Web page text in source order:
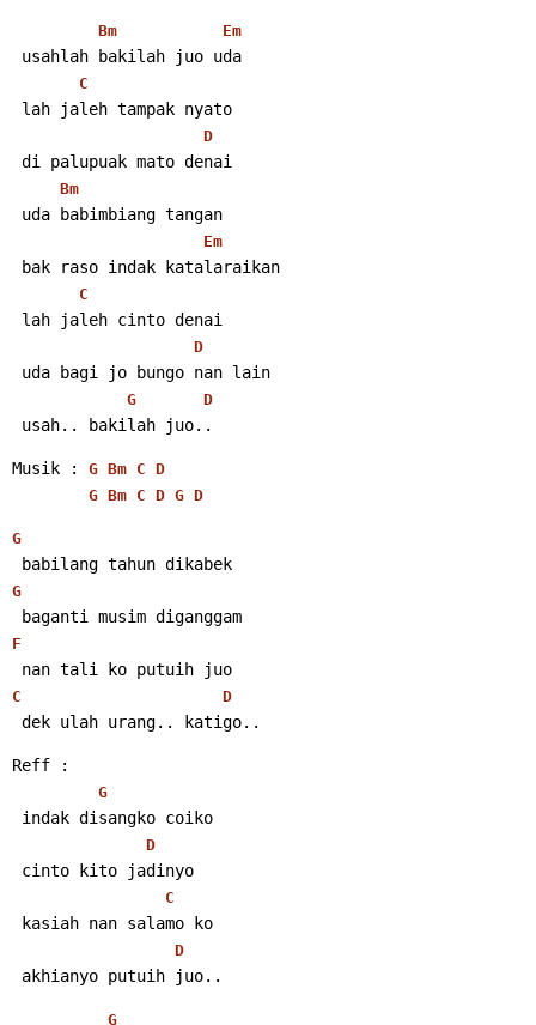
Bm Em
usahlah bakilah juo uda
C
lah jaleh tampak nyato
D
di palupuak mato denai
Bm
uda babimbiang tangan
Em
bak raso indak katalaraikan
C
lah jaleh cinto denai
D
uda bagi jo bungo nan lain
G D
usah.. bakilah juo..
Musik : G Bm C D
G Bm C D G D
G
babilang tahun dikabek
G
baganti musim diganggam
F
nan tali ko putuih juo
C D
dek ulah urang.. katigo..
Reff :
G
indak disangko coiko
D
cinto kito jadinyo
C
kasiah nan salamo ko
D
akhianyo putuih juo..
G